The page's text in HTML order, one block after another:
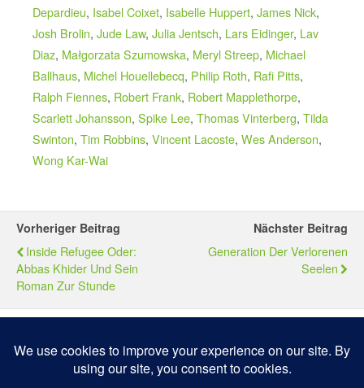
Depardieu, Isabel Coixet, Isabelle Huppert, James Nick,
Josh Brolin, Jude Law, Julia Jentsch, Lars Eidinger, Lav
Diaz, Małgorzata Szumowska, Meryl Streep, Michael
Ballhaus, Michel Houellebecq, Philip Roth, Rafi Pitts,
Ralph Fiennes, Robert Frank, Robert Mapplethorpe,
Scarlett Johansson, Spike Lee, Thomas Vinterberg, Tilda
Swinton, Tim Robbins, Vincent Lacoste, Wes Anderson,
Wong Kar-Wai
Vorheriger Beitrag
Inside Refugee Oder:
Abbas Khider Und Sein
Roman Zur Stunde
Nächster Beitrag
Generation Der Verlorenen
Seelen
Zum Seitenanfang